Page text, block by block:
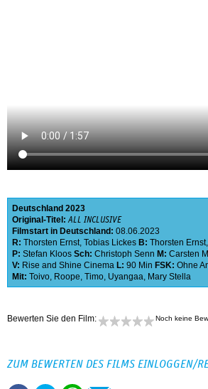
Deutschland 2023
Original-Titel:ALL INCLUSIVE
Filmstart in Deutschland: 08.06.2023
R: Thorsten Ernst, Tobias Lickes B: Thorsten Ernst,
P: Stefan Kloos Sch: Christoph Senn M: Carsten
V: Rise and Shine Cinema L: 90 Min FSK: Ohne
Mit: Toivo, Roope, Timo, Uyangaa, Mary Stella
Bewerten Sie den Film: Noch keine
ZUM BEWERTEN DES FILMS EINLOGGEN/